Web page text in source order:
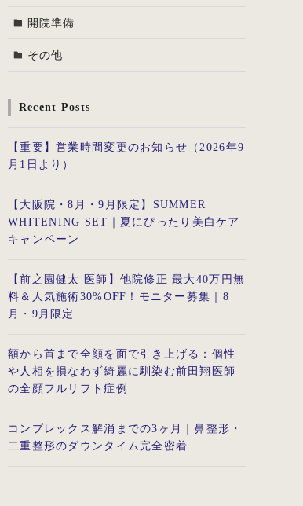
開院準備
その他
Recent Posts
【重要】営業時間変更のお知らせ（2026年9
月1日より）
【大阪院・8月・9月限定】SUMMER
WHITENING SET｜夏にぴったり美白ケア
キャンペーン
【前之園健太 医師】他院修正 最大40万円無
料＆人気施術30%OFF！モニター募集｜8
月・9月限定
額から首まで全顔を面で引き上げる：個性
や人相を損なわず綺麗に馴染む前田翔医師
の全顔フルリフト症例
コンプレックス解消までの3ヶ月｜鼻整形・
二重整形のダウンタイム完全密着